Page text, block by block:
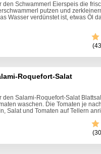
den Schwammerl Eierspeis die
putzen und
Wasser verdünstet ist, etwas Öl
Roquefort-Salat
den Salami-Roquefort-Salat
waschen. Die Tomaten je
Salat und Tomaten auf Tellern